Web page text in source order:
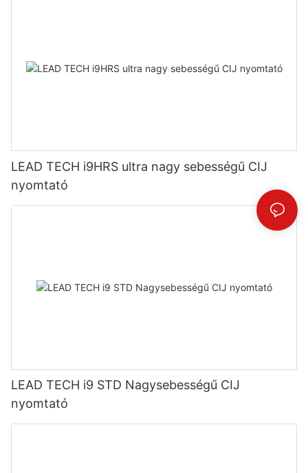
LEAD TECH i9HRS ultra nagy sebességű CIJ
nyomtató
LEAD TECH i9 STD Nagysebességű CIJ
nyomtató